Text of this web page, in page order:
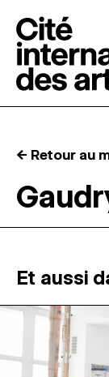
RÉSIDENCES
ATELIERS
← Retour au
Et aussi